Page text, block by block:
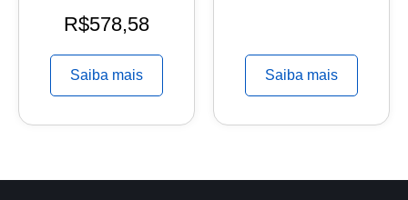
R$578,58
Saiba mais Saiba mais